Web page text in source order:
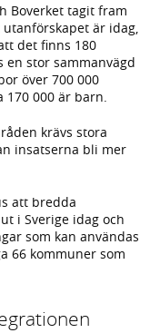
Boverket tagit fram
är idag,
det finns 180
stor sammanvägd
över 700 000
000 är barn.
krävs stora
insatserna bli mer
att bredda
i Sverige idag och
som kan användas
66 kommuner som